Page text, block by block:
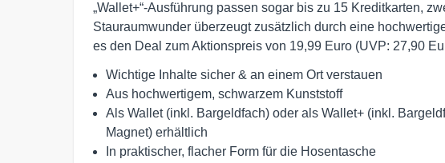
„Wallet+“-Ausführung passen sogar bis zu 15 Kreditkarten,
Stauraumwunder überzeugt zusätzlich durch eine
es den Deal zum Aktionspreis von 19,99 Euro (UVP: 27,90
Wichtige Inhalte sicher & an einem Ort verstauen
Aus hochwertigem, schwarzem Kunststoff
Als Wallet (inkl. Bargeldfach) oder als Wallet+ (inkl.
Magnet) erhältlich
In praktischer, flacher Form für die Hosentasche